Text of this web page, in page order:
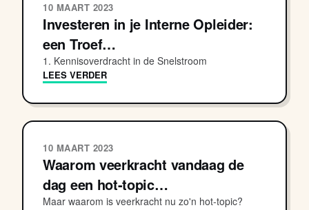
10 MAART 2023
Investeren in je Interne Opleider:
een Troef…
1. Kennisoverdracht in de Snelstroom
LEES VERDER
10 MAART 2023
Waarom veerkracht vandaag de
dag een hot-topic…
Maar waarom is veerkracht nu zo'n hot-topic?